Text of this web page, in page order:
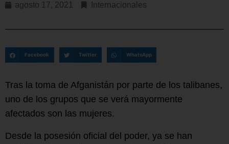
agosto 17, 2021 Internacionales
Facebook Twitter WhatsApp
Tras la toma de Afganistán por parte de los talibanes,
uno de los grupos que se verá mayormente
afectados son las mujeres.
Desde la posesión oficial del poder, ya se han